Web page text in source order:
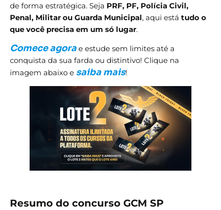
de forma estratégica. Seja PRF, PF, Polícia Civil,
Penal, Militar ou Guarda Municipal, aqui está tudo o
que você precisa em um só lugar.
Comece agorae estude sem limites até a
conquista da sua farda ou distintivo! Clique na
imagem abaixo e saiba mais!
Resumo do concurso GCM SP